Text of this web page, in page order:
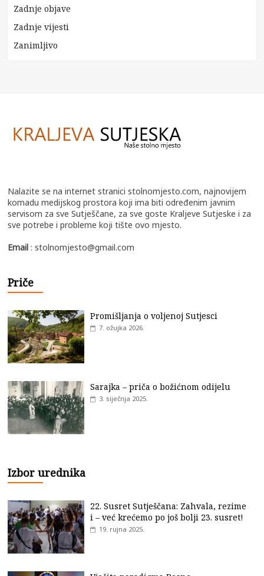
Zadnje objave
Zadnje vijesti
Zanimljivo
Nalazite se na internet stranici stolnomjesto.com, najnovijem
komadu medijskog prostora koji ima biti određenim javnim
servisom za sve Sutješčane, za sve goste Kraljeve Sutjeske i za
sve potrebe i probleme koji tište ovo mjesto.
Email: stolnomjesto@gmail.com
Priče
Promišljanja o voljenoj Sutjesci
7. ožujka 2026.
Sarajka – priča o božićnom odijelu
3. siječnja 2025.
Izbor urednika
22. Susret Sutješčana: Zahvala, rezime
i – već krećemo po još bolji 23. susret!
19. rujna 2025.